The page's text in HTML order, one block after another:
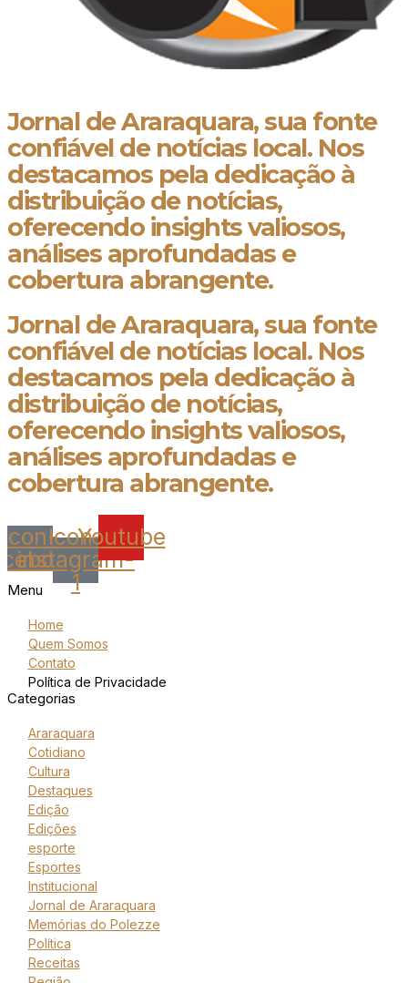
Jornal de Araraquara, sua fonte
confiável de notícias local. Nos
destacamos pela dedicação à
distribuição de notícias,
oferecendo insights valiosos,
análises aprofundadas e
cobertura abrangente.
Jornal de Araraquara, sua fonte
confiável de notícias local. Nos
destacamos pela dedicação à
distribuição de notícias,
oferecendo insights valiosos,
análises aprofundadas e
cobertura abrangente.
Icon-Icon-
instagram-
1
Youtube
Menu
Home
Quem Somos
Contato
Política de Privacidade
Categorias
Araraquara
Cotidiano
Cultura
Destaques
Edição
Edições
esporte
Esportes
Institucional
Jornal de Araraquara
Memórias do Polezze
Política
Receitas